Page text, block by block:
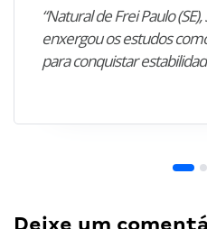
“Natural de Frei Paulo
enxergou os estudos
para conquistar
Deixe um